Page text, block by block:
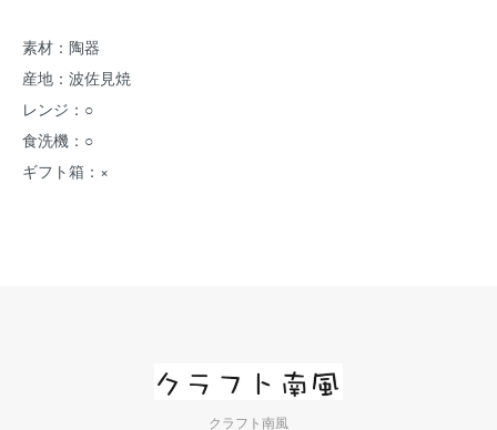
素材：陶器
産地：波佐見焼
レンジ：○
食洗機：○
ギフト箱：×
クラフト南風